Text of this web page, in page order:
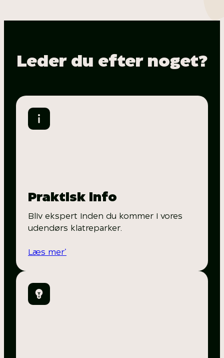
Leder du efter noget?
Praktisk info
Bliv ekspert inden du kommer i vores
udendørs klatreparker.
Læs mer’